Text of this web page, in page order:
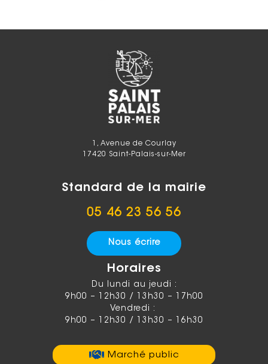
1, Avenue de Courlay
17420 Saint-Palais-sur-Mer
Standard de la mairie
05 46 23 56 56
Nous écrire
Horaires
Du lundi au jeudi :
9h00 – 12h30 / 13h30 – 17h00
Vendredi :
9h00 – 12h30 / 13h30 – 16h30
Marché public